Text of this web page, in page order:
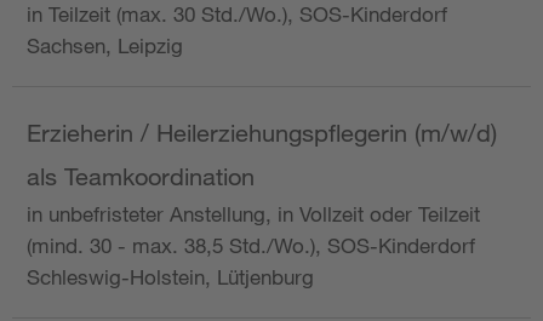
in Teilzeit (max. 30 Std./Wo.), SOS-Kinderdorf
Sachsen, Leipzig
Erzieherin / Heilerziehungspflegerin (m/w/d)
als Teamkoordination
in unbefristeter Anstellung, in Vollzeit oder Teilzeit
(mind. 30 - max. 38,5 Std./Wo.), SOS-Kinderdorf
Schleswig-Holstein, Lütjenburg